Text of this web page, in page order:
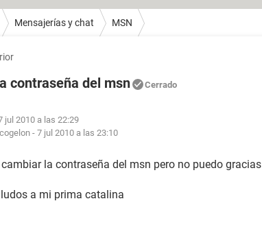
Mensajerías y chat MSN
contraseña del msn Cerrado
jul 2010 a las 22:29
- 7 jul 2010 a las 23:10
la contraseña del msn pero no puedo gracias
a mi prima catalina